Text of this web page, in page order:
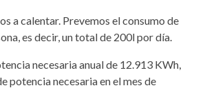
a calentar. Prevemos el consumo de
es decir, un total de 200l por día.
necesaria anual de 12.913 KWh,
potencia necesaria en el mes de